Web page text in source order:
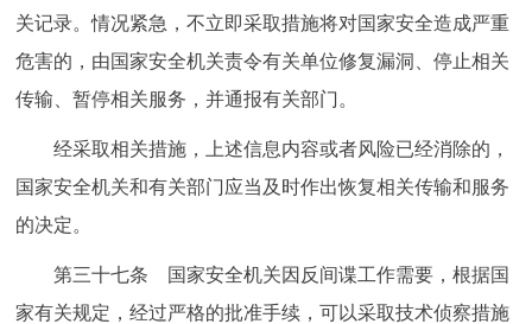
关记录。情况紧急，不立即采取措施将对国家安全造成严重
危害的，由国家安全机关责令有关单位修复漏洞、停止相关
传输、暂停相关服务，并通报有关部门。
经采取相关措施，上述信息内容或者风险已经消除的，
国家安全机关和有关部门应当及时作出恢复相关传输和服务
的决定。
第三十七条 国家安全机关因反间谍工作需要，根据国
家有关规定，经过严格的批准手续，可以采取技术侦察措施